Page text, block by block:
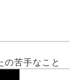
の苦手なこと